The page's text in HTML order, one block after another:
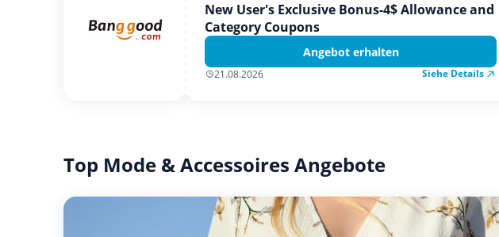
New User's Exclusive Bonus-4$ Allowance and
Category Coupons
Angebot erhalten
21.08.2026 Siehe Details
Top Mode & Accessoires Angebote